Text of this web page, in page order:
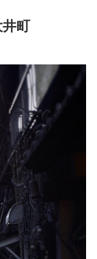
町